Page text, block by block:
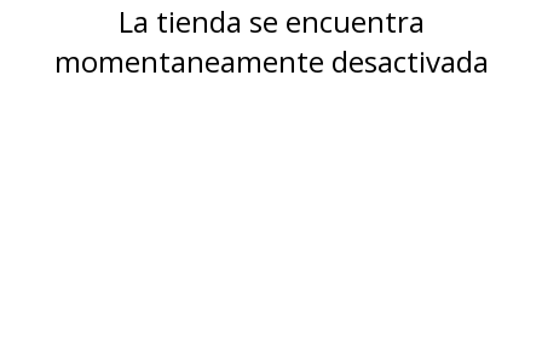
La tienda se encuentra
momentaneamente desactivada